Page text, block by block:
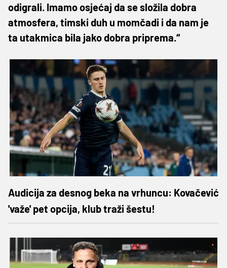
odigrali. Imamo osjećaj da se složila dobra
atmosfera, timski duh u momčadi i da nam je
ta utakmica bila jako dobra priprema.“
Audicija za desnog beka na vrhuncu: Kovačević
'važe' pet opcija, klub traži šestu!